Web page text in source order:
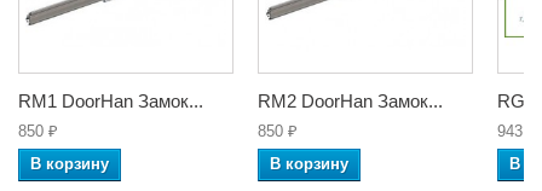
RM1 DoorHan Замок...
850 ₽
В корзину
RM2 DoorHan Замок...
850 ₽
В корзину
943 ₽
В